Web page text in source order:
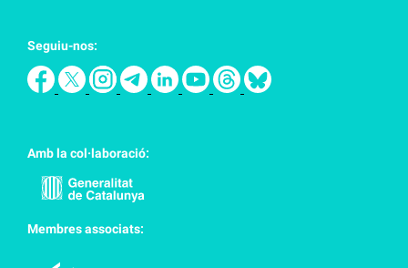
Seguiu-nos:
Amb la col·laboració:
Membres associats: